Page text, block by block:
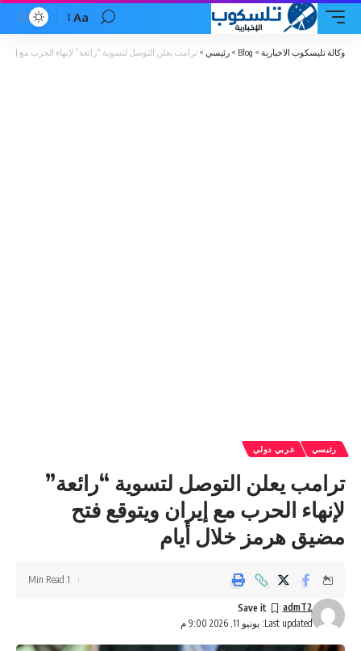
Font
Resizer
Aa
وكالة تليسكوب الاخبارية >
Blog
> رئيسي > ترامب يعلن التوصل لتسوية “رائعة” لإنهاء الحرب مع
رئيسي عربي دولي
ترامب يعلن التوصل لتسوية “رائعة”
لإنهاء الحرب مع إيران ويتوقع فتح
مضيق هرمز خلال أيام
Last updated: يونيو 11, 2026 9:00 م
admT2
1 Min Read